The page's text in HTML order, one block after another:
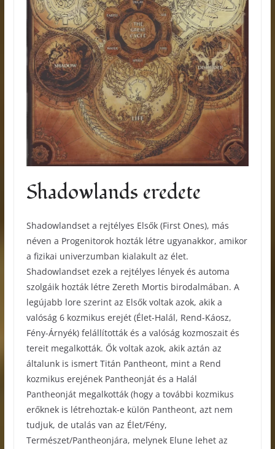
Shadowlands eredete
Shadowlandset a rejtélyes Elsők (First Ones), más
néven a Progenitorok hozták létre ugyanakkor, amikor
a fizikai univerzumban kialakult az élet.
Shadowlandset ezek a rejtélyes lények és automa
szolgáik hozták létre Zereth Mortis birodalmában. A
legújabb lore szerint az Elsők voltak azok, akik a
valóság 6 kozmikus erejét (Élet-Halál, Rend-Káosz,
Fény-Árnyék) felállították és a valóság kozmoszait és
tereit megalkották. Ők voltak azok, akik aztán az
általunk is ismert Titán Pantheont, mint a Rend
kozmikus erejének Pantheonját és a Halál
Pantheonját megalkották (hogy a további kozmikus
erőknek is létrehoztak-e külön Pantheont, azt nem
tudjuk, de utalás van az Élet/Fény,
Természet/Pantheonjára, melynek Elune lehet az